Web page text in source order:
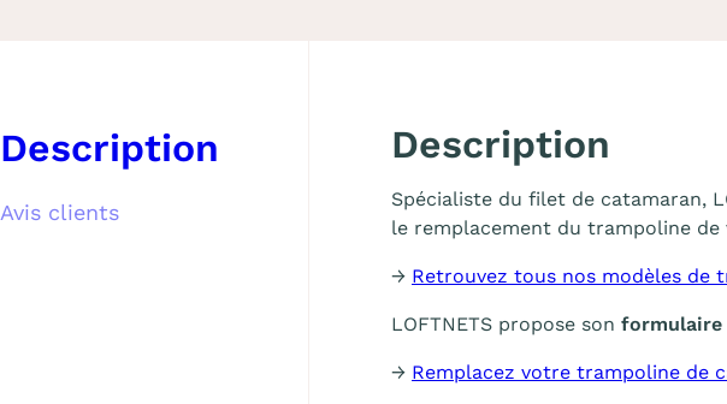
Description
Avis clients
Description
Spécialiste du filet de catamaran,
le remplacement du trampoline de
→ Retrouvez tous nos modèles de
LOFTNETS propose son formulaire
→ Remplacez votre trampoline de